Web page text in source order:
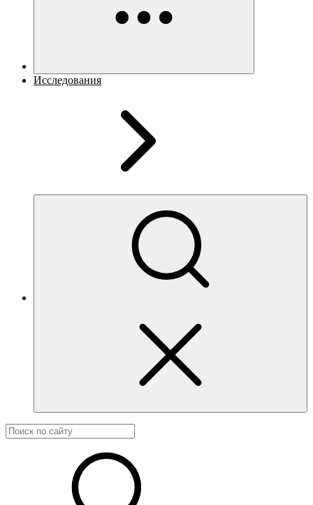
Исследования